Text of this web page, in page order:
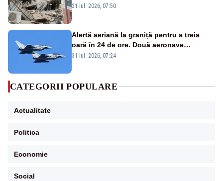
31 iul. 2026, 07:50
Alertă aeriană la graniță pentru a treia
oară în 24 de ore. Două aeronave
Eurofighter britanice au fost ridicate de la
31 iul. 2026, 07:24
CATEGORII POPULARE
Actualitate
Politica
Economie
Social